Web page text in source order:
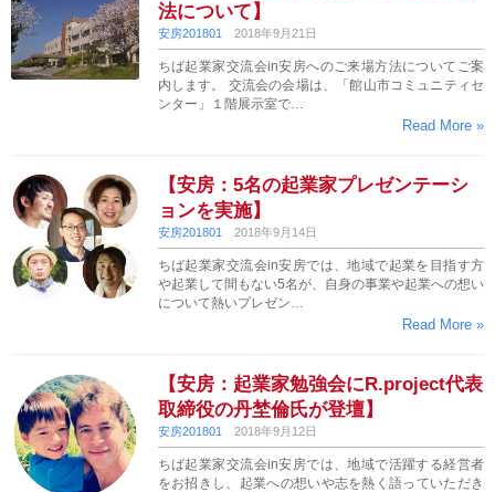
法について】
安房201801 2018年9月21日
ちば起業家交流会in安房へのご来場方法についてご案
内します。 交流会の会場は、「館山市コミュニティセ
ンター」１階展示室で…
Read More »
【安房：5名の起業家プレゼンテーシ
ョンを実施】
安房201801 2018年9月14日
ちば起業家交流会in安房では、地域で起業を目指す方
や起業して間もない5名が、自身の事業や起業への想い
について熱いプレゼン…
Read More »
【安房：起業家勉強会にR.project代表
取締役の丹埜倫氏が登壇】
安房201801 2018年9月12日
ちば起業家交流会in安房では、地域で活躍する経営者
をお招きし、起業への想いや志を熱く語っていただき